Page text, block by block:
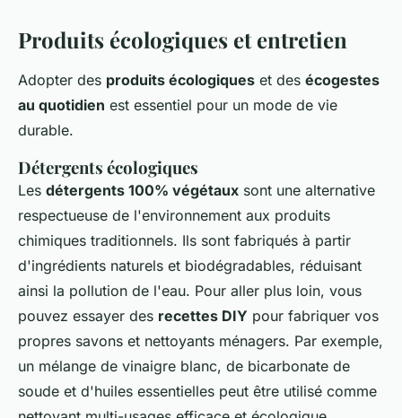
Produits écologiques et entretien
Adopter des produits écologiques et des écogestes
au quotidien est essentiel pour un mode de vie
durable.
Détergents écologiques
Les détergents 100% végétaux sont une alternative
respectueuse de l'environnement aux produits
chimiques traditionnels. Ils sont fabriqués à partir
d'ingrédients naturels et biodégradables, réduisant
ainsi la pollution de l'eau. Pour aller plus loin, vous
pouvez essayer des recettes DIY pour fabriquer vos
propres savons et nettoyants ménagers. Par exemple,
un mélange de vinaigre blanc, de bicarbonate de
soude et d'huiles essentielles peut être utilisé comme